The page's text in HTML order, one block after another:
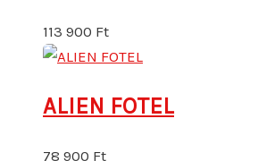
113 900 Ft
ALIEN FOTEL
78 900 Ft